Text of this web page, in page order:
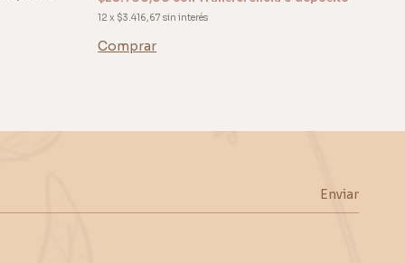
12 x $3.416,67 sin interés
Comprar